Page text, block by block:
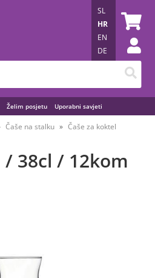
Želim posjetu Uporabni savjeti
SL
HR
EN
DE
Čaše na stalku Čaše za koktel
/ 38cl / 12kom